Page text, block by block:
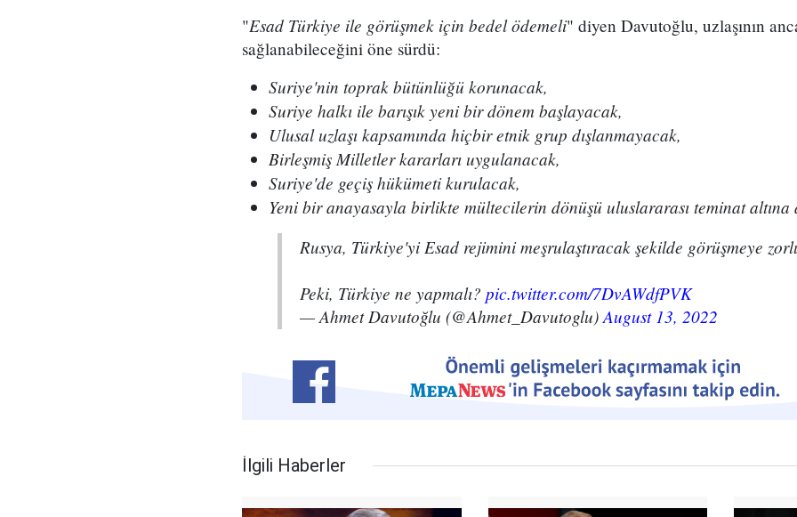
"Esad Türkiye ile görüşmek için bedel ödemeli" diyen Davutoğlu, uzlaşının
sağlanabileceğini öne sürdü:
Suriye'nin toprak bütünlüğü korunacak,
Suriye halkı ile barışık yeni bir dönem başlayacak,
Ulusal uzlaşı kapsamında hiçbir etnik grup dışlanmayacak,
Birleşmiş Milletler kararları uygulanacak,
Suriye'de geçiş hükümeti kurulacak,
Yeni bir anayasayla birlikte mültecilerin dönüşü uluslararası teminat altına
Rusya, Türkiye'yi Esad rejimini meşrulaştıracak şekilde görüşmeye
Peki, Türkiye ne yapmalı? pic.twitter.com/7DvAWdfPVK
— Ahmet Davutoğlu (@Ahmet_Davutoglu)August 13, 2022
İlgili Haberler